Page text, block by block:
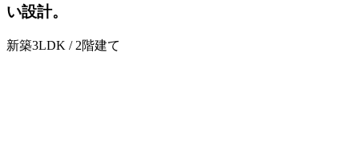
い設計。
新築3LDK / 2階建て